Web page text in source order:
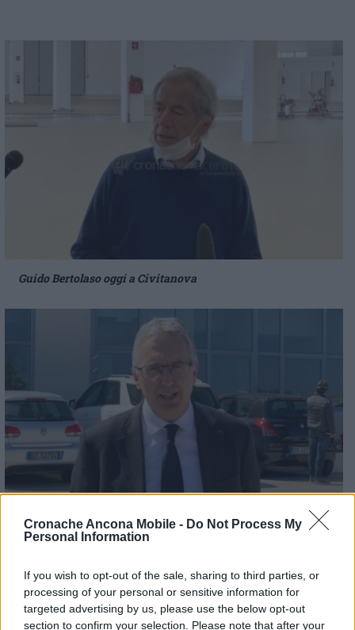
Cronache Ancona Mobile - Do Not Process My
Personal Information
If you wish to opt-out of the sale, sharing to third parties, or
processing of your personal or sensitive information for
targeted advertising by us, please use the below opt-out
section to confirm your selection. Please note that after your
Guido Bertolaso oggi a Civitanova
Il governatore Luca Ceriscioli oggi a Civitanova